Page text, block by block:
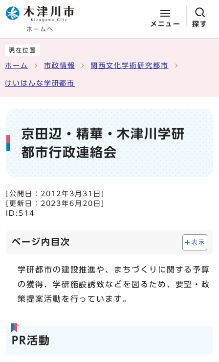
ホームへ
メニュー 探す
現在位置
ホーム 市政情報 関西文化学術研究都市
けいはんな学研都市
京田辺・精華・木津川学研
都市行政連絡会
[公開日： 2012年3月31日
[更新日： 2023年6月20日
ID:514
ページ内目次 表示
学研都市の建設推進や、まちづくりに関する予算
の獲得、学研施設誘致などを図るため、要望・政
策提案活動を行っています。
PR活動